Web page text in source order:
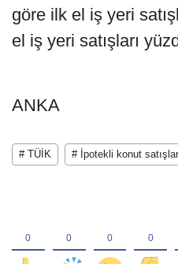
göre ilk el iş yeri
el iş yeri satışları
ANKA
# TÜİK # İpotekli konut